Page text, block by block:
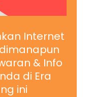
Internet
& Info
di Era
ini